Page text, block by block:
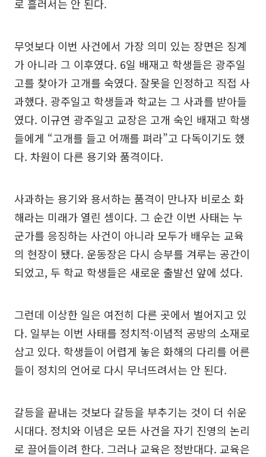
로 흘러서는 안 된다.
무엇보다 이번 사건에서 가장 의미 있는 장면은 징계
가 아니라 그 이후였다. 6일 배재고 학생들은 광주일
고를 찾아가 고개를 숙였다. 잘못을 인정하고 직접 사
과했다. 광주일고 학생들과 학교는 그 사과를 받아들
였다. 이규연 광주일고 교장은 고개 숙인 배재고 학생
들에게 “고개를 들고 어깨를 펴라”고 다독이기도 했
다. 차원이 다른 용기와 품격이다.
사과하는 용기와 용서하는 품격이 만나자 비로소 화
해라는 미래가 열린 셈이다. 그 순간 이번 사태는 누
군가를 응징하는 사건이 아니라 모두가 배우는 교육
의 현장이 됐다. 운동장은 다시 승부를 겨루는 공간이
되었고, 두 학교 학생들은 새로운 출발선 앞에 섰다.
그런데 이상한 일은 여전히 다른 곳에서 벌어지고 있
다. 일부는 이번 사태를 정치적·이념적 공방의 소재로
삼고 있다. 학생들이 어렵게 놓은 화해의 다리를 어른
들이 정치의 언어로 다시 무너뜨려서는 안 된다.
갈등을 끝내는 것보다 갈등을 부추기는 것이 더 쉬운
시대다. 정치와 이념은 모든 사건을 자기 진영의 논리
로 끌어들이려 한다. 그러나 교육은 정반대다. 교육은